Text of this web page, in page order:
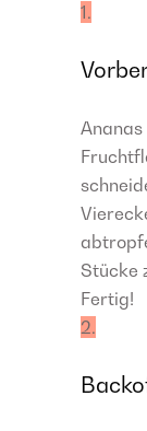
1.
Ananas
Stücke
Fertig!
2.